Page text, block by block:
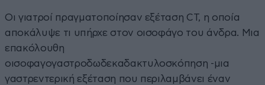
Οι γιατροί πραγματοποίησαν εξέταση CT, η οποία
αποκάλυψε τι υπήρχε στον οισοφάγο του άνδρα. Μια
επακόλουθη
οισοφαγογαστροδωδεκαδακτυλοσκόπηση -μια
γαστρεντερική εξέταση που περιλαμβάνει έναν